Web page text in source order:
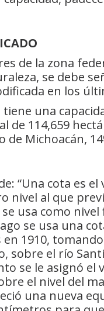
de la zona
se debe
en los
tiene una
de 114,659
de Michoacán,
“Una cota es
nivel al que
usa como
se usa una
en 1910,
sobre el río
se le asignó el
el nivel del
una nueva